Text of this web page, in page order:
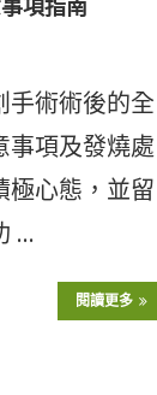
項指南
手術術後的全
事項及發燒處
極心態，並留
…
閱讀更多